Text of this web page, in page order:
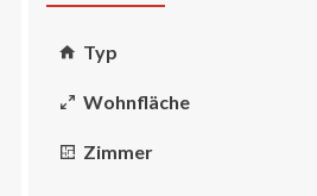
Typ
Wohnfläche
Zimmer